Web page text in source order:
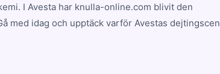
I Avesta har knulla-online.com blivit den
med idag och upptäck varför Avestas dejtingscen